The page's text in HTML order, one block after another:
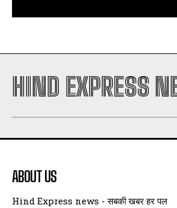
HIND EXPRESS
ABOUT US
Hind Express news - सबकी खबर हर पल